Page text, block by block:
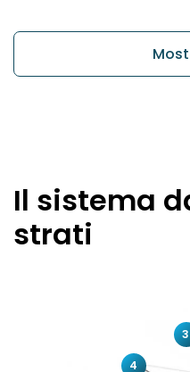
Il sistema
strati
3
4